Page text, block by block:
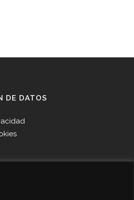
DE DATOS